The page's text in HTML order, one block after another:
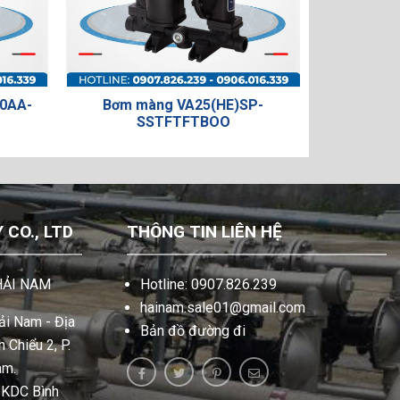
Bơm màng VA25(HE)SP-
SSTFTFTBOO
CO., LTD
NAM
Nam - Địa
Chiểu 2, P.
Bình
THÔNG TIN LIÊN HỆ
Hotline: 0907.826.239
hainam.sale01@gmail.com
Bản đồ đường đi